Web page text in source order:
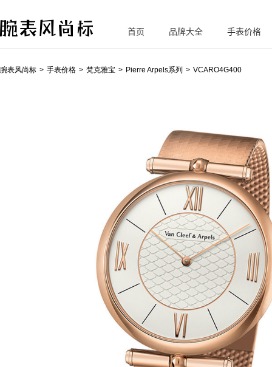
腕
首页 品牌大全 手表价格
腕表风尚标 手表价格 梵克雅宝 Pierre Arpels系列 VCARO4G400